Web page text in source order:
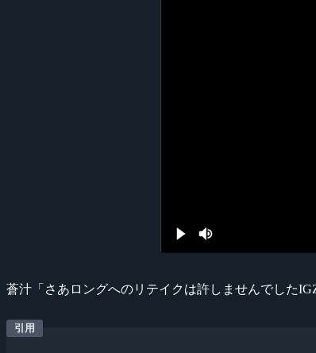
蒼汁「さあロングへのリテイクは許しませんでした